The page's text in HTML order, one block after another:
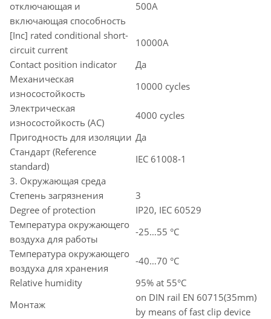
отключающая и
включающая способность
500A
[Inc] rated conditional short-
circuit current
10000A
Contact position indicator
Да
Механическая
износостойкость
10000 cycles
Электрическая
износостойкость (AC)
4000 cycles
Пригодность для изоляции Да
Стандарт (Reference
standard)
IEC 61008-1
3. Окружающая среда
Степень загрязнения
3
Degree of protection
IP20, IEC 60529
Температура окружающего
воздуха для работы
-25…55 °C
Температура окружающего
воздуха для хранения
-40…70 °C
Relative humidity
95% at 55°C
Монтаж
on DIN rail EN 60715(35mm)
by means of fast clip device